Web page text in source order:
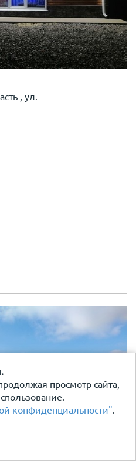
просмотр сайта,
конфиденциальности".
, ул.